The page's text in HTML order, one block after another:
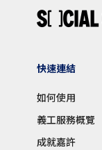
快速連結
如何使用
義工服務概覽
成就嘉許